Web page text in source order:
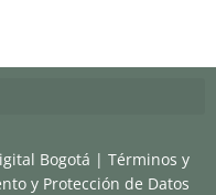
Bogotá |Términos y
y Protección de Datos